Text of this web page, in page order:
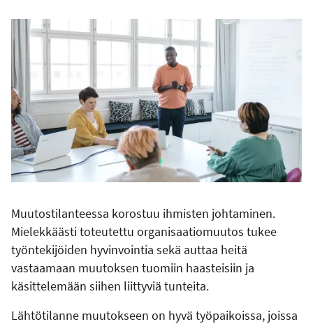
Muutostilanteessa korostuu ihmisten johtaminen.
Mielekkäästi toteutettu organisaatiomuutos tukee
työntekijöiden hyvinvointia sekä auttaa heitä
vastaamaan muutoksen tuomiin haasteisiin ja
käsittelemään siihen liittyviä tunteita.
Lähtötilanne muutokseen on hyvä työpaikoissa, joissa